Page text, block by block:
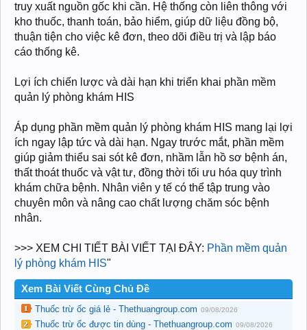
truy xuất nguồn gốc khi cần. Hệ thống còn liên thông với
kho thuốc, thanh toán, bảo hiểm, giúp dữ liệu đồng bộ,
thuận tiện cho việc kê đơn, theo dõi điều trị và lập báo
cáo thống kê.
Lợi ích chiến lược và dài hạn khi triển khai phần mềm
quản lý phòng khám HIS
Áp dụng phần mềm quản lý phòng khám HIS mang lại lợi
ích ngay lập tức và dài hạn. Ngay trước mắt, phần mềm
giúp giảm thiểu sai sót kê đơn, nhầm lẫn hồ sơ bệnh án,
thất thoát thuốc và vật tư, đồng thời tối ưu hóa quy trình
khám chữa bệnh. Nhân viên y tế có thể tập trung vào
chuyên môn và nâng cao chất lượng chăm sóc bệnh
nhân.
>>> XEM CHI TIẾT BÀI VIẾT TẠI ĐÂY: Phần mềm quản
lý phòng khám HIS"
Xem Bài Viết Cùng Chủ Đề
Thuốc trừ ốc giá lẻ - Thethuangroup.com 09/08/2026
Thuốc trừ ốc được tin dùng - Thethuangroup.com 09/08/2026